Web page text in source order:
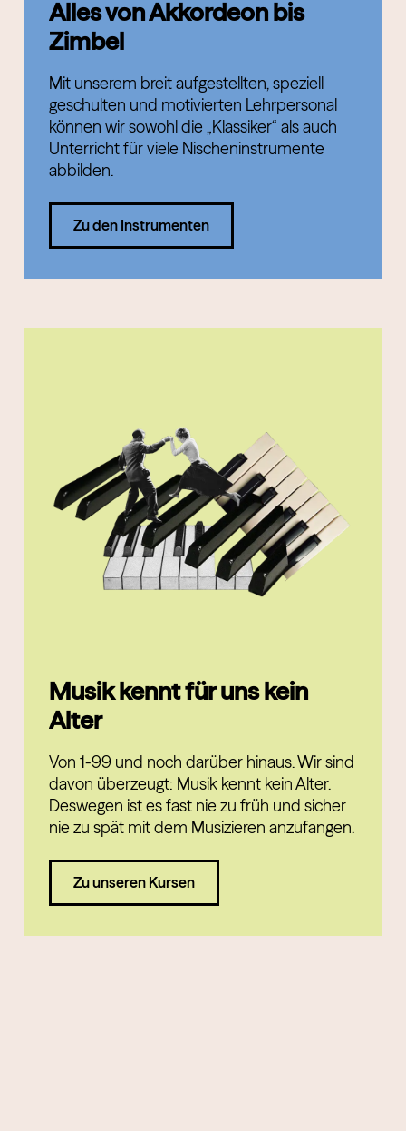
Alles von Akkordeon bis
Zimbel
Mit unserem breit aufgestellten, speziell
geschulten und motivierten Lehrpersonal
können wir sowohl die „Klassiker“ als auch
Unterricht für viele Nischeninstrumente
abbilden.
Zu den Instrumenten
Musik kennt für uns kein
Alter
Von 1-99 und noch darüber hinaus. Wir sind
davon überzeugt: Musik kennt kein Alter.
Deswegen ist es fast nie zu früh und sicher
nie zu spät mit dem Musizieren anzufangen.
Zu unseren Kursen